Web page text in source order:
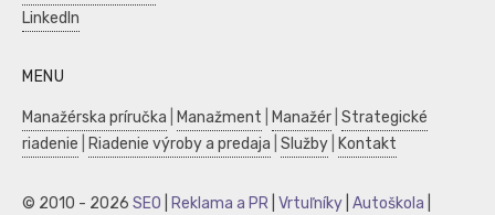
LinkedIn
MENU
Manažérska príručka Manažment Manažér Strategické
riadenie
Riadenie výroby a predaja Služby Kontakt
© 2010 - 2026 SEO Reklama a PR Vrtuľníky Autoškola